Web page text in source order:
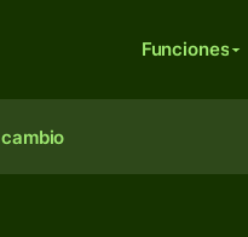
Funciones